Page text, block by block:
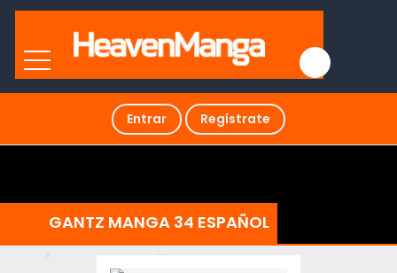
Entrar Regístrate
GANTZ MANGA 34 ESPAÑOL